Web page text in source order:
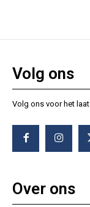
Volg ons
Volg ons voor het
Over ons